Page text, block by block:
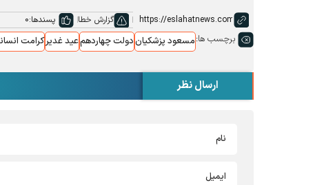
گزارش خطا پسندها:0
برچسب ها:مسعود پزشکیاندولت چهاردهمعید غدیرکرامت
ارسال نظر